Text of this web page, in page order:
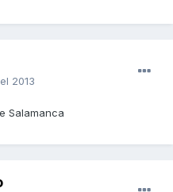
2013
Salamanca